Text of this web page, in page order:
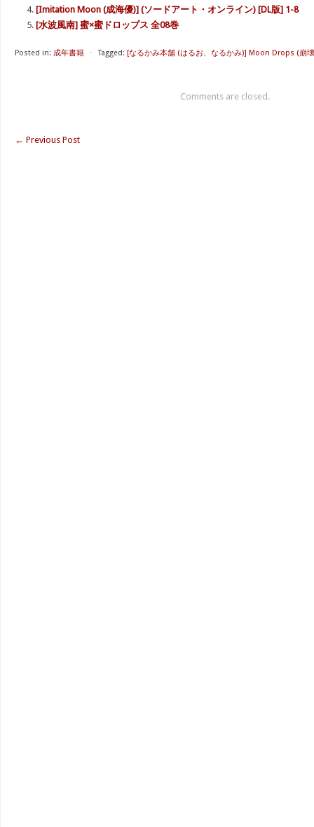
[Imitation Moon (成海優)] (ソードアート・オンライン) [DL版] 1-8
[水波風南] 蜜×蜜ドロップス 全08巻
Posted in: 成年書籍 ⋅ Tagged: [なるかみ本舗 (はるお、なるかみ)] Moon Drops (崩
Comments are closed.
← Previous Post